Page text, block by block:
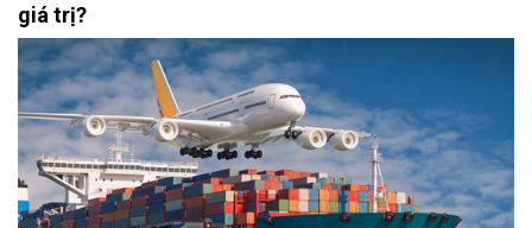
giá trị?